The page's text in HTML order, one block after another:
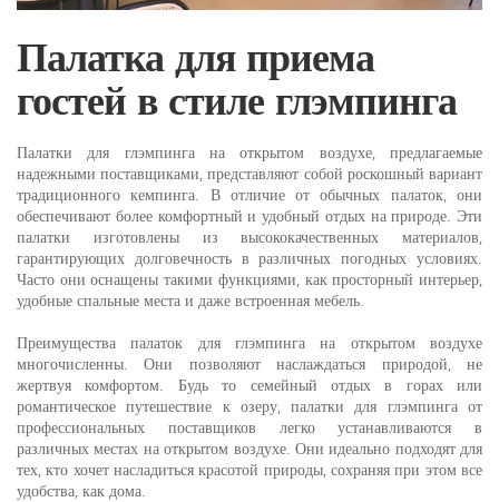
Палатка для приема
гостей в стиле глэмпинга
Палатки для глэмпинга на открытом воздухе, предлагаемые
надежными поставщиками, представляют собой роскошный вариант
традиционного кемпинга. В отличие от обычных палаток, они
обеспечивают более комфортный и удобный отдых на природе. Эти
палатки изготовлены из высококачественных материалов,
гарантирующих долговечность в различных погодных условиях.
Часто они оснащены такими функциями, как просторный интерьер,
удобные спальные места и даже встроенная мебель.
Преимущества палаток для глэмпинга на открытом воздухе
многочисленны. Они позволяют наслаждаться природой, не
жертвуя комфортом. Будь то семейный отдых в горах или
романтическое путешествие к озеру, палатки для глэмпинга от
профессиональных поставщиков легко устанавливаются в
различных местах на открытом воздухе. Они идеально подходят для
тех, кто хочет насладиться красотой природы, сохраняя при этом все
удобства, как дома.